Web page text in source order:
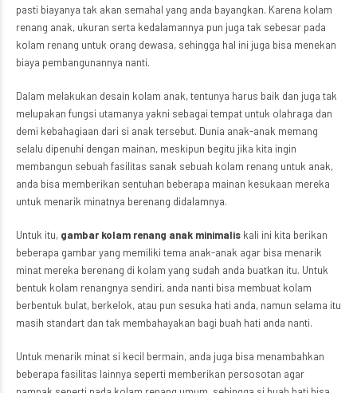
pasti biayanya tak akan semahal yang anda bayangkan. Karena kolam
renang anak, ukuran serta kedalamannya pun juga tak sebesar pada
kolam renang untuk orang dewasa, sehingga hal ini juga bisa menekan
biaya pembangunannya nanti.
Dalam melakukan desain kolam anak, tentunya harus baik dan juga tak
melupakan fungsi utamanya yakni sebagai tempat untuk olahraga dan
demi kebahagiaan dari si anak tersebut. Dunia anak-anak memang
selalu dipenuhi dengan mainan, meskipun begitu jika kita ingin
membangun sebuah fasilitas sanak sebuah kolam renang untuk anak,
anda bisa memberikan sentuhan beberapa mainan kesukaan mereka
untuk menarik minatnya berenang didalamnya.
Untuk itu, gambar kolam renang anak minimalis kali ini kita berikan
beberapa gambar yang memiliki tema anak-anak agar bisa menarik
minat mereka berenang di kolam yang sudah anda buatkan itu. Untuk
bentuk kolam renangnya sendiri, anda nanti bisa membuat kolam
berbentuk bulat, berkelok, atau pun sesuka hati anda, namun selama itu
masih standart dan tak membahayakan bagi buah hati anda nanti.
Untuk menarik minat si kecil bermain, anda juga bisa menambahkan
beberapa fasilitas lainnya seperti memberikan persosotan agar